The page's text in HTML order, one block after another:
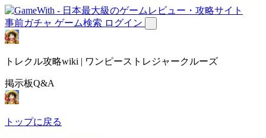
事前ガチャ ゲーム検索 ログイン
トレクル攻略wiki | ワンピーストレジャークルーズ
掲示板Q&A
トップに戻る